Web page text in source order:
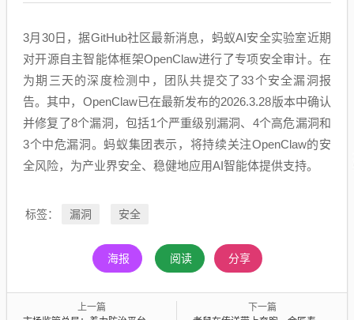
3月30日，据GitHub社区最新消息，蚂蚁AI安全实验室近期
对开源自主智能体框架OpenClaw进行了专项安全审计。在
为期三天的深度检测中，团队共提交了33个安全漏洞报
告。其中，OpenClaw已在最新发布的2026.3.28版本中确认
并修复了8个漏洞，包括1个严重级别漏洞、4个高危漏洞和
3个中危漏洞。蚂蚁集团表示，将持续关注OpenClaw的安
全风险，为产业界安全、稳健地应用AI智能体提供支持。
标签： 漏洞 安全
海报 阅读 分享
上一篇 下一篇